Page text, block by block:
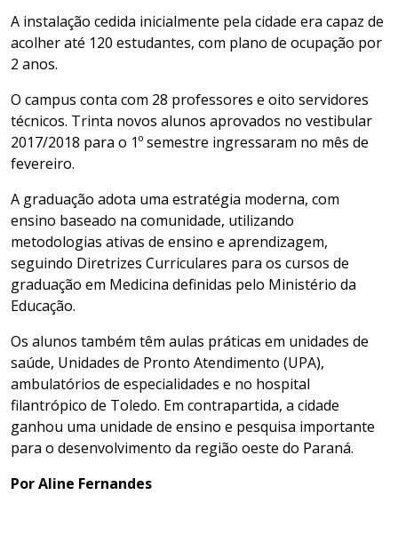
A instalação cedida inicialmente pela cidade era capaz de
acolher até 120 estudantes, com plano de ocupação por
2 anos.
O campus conta com 28 professores e oito servidores
técnicos. Trinta novos alunos aprovados no vestibular
2017/2018 para o 1º semestre ingressaram no mês de
fevereiro.
A graduação adota uma estratégia moderna, com
ensino baseado na comunidade, utilizando
metodologias ativas de ensino e aprendizagem,
seguindo Diretrizes Curriculares para os cursos de
graduação em Medicina definidas pelo Ministério da
Educação.
Os alunos também têm aulas práticas em unidades de
saúde, Unidades de Pronto Atendimento (UPA),
ambulatórios de especialidades e no hospital
filantrópico de Toledo. Em contrapartida, a cidade
ganhou uma unidade de ensino e pesquisa importante
para o desenvolvimento da região oeste do Paraná.
Por Aline Fernandes